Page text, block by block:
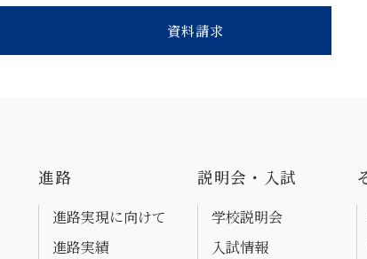
資料請求
進路
進路実現に向けて
進路実績
説明会・入試
学校説明会
入試情報